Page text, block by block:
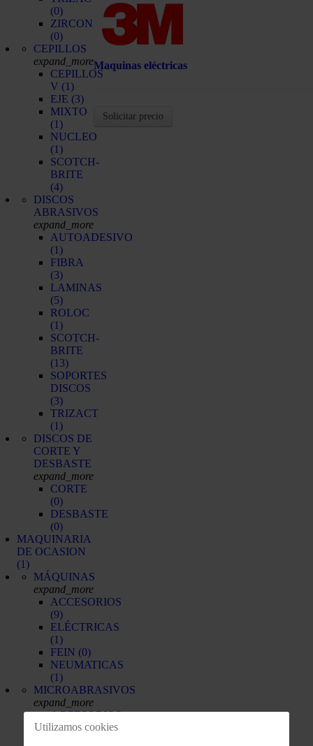
(0)
ZIRCONIO
(0)
CEPILLOS
expand_more
CEPILLOS
V (1)
EJE (3)
MIXTO
(1)
NUCLEO
(1)
SCOTCH-
BRITE
(4)
DISCOS
ABRASIVOS
expand_more
AUTOADESIVO
(1)
FIBRA
(3)
LAMINAS
(5)
ROLOC
(1)
SCOTCH-
BRITE
(13)
SOPORTES
DISCOS
(3)
TRIZACT
(1)
DISCOS DE
CORTE Y
DESBASTE
expand_more
CORTE
(0)
DESBASTE
(0)
MAQUINARIA
DE OCASION
(1)
MÁQUINAS
expand_more
ACCESORIOS
(9)
ELÉCTRICAS
(1)
FEIN (0)
NEUMATICAS
(1)
MICROABRASIVOS
expand_more
ACCESORIOS
(0)
Maquinas eléctricas
Solicitar precio
Utilizamos cookies